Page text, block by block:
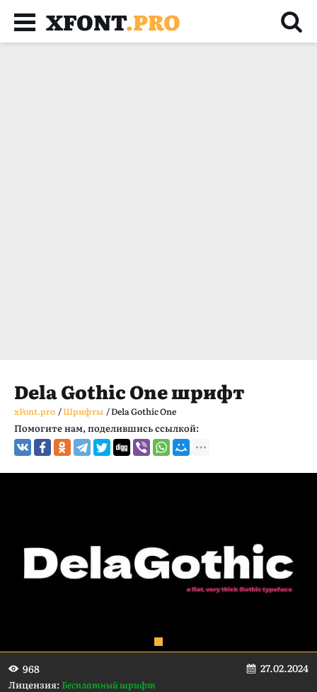
XFONT.PRO
Dela Gothic One шрифт
xFont.pro /Шрифты /Dela Gothic One
Помогите нам, поделившись ссылкой:
968 27.02.2024
Лицензия:Бесплатный шрифт